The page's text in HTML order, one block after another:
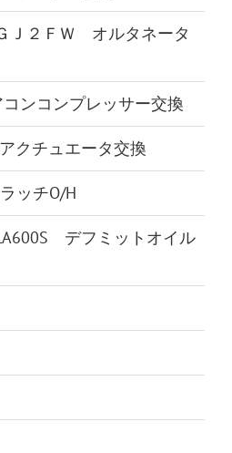
Ｊ２ＦＷ オルタネータ
ンコンプレッサー交換
クチュエータ交換
ッチO/H
デフミットオイル